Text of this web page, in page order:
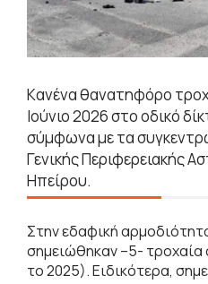
Kανένα θανατηφόρο
Ιούνιο 2026 στο οδικό
σύμφωνα με τα
Γενικής Περιφερειακής
Ηπείρου.
Στην εδαφική
σημειώθηκαν –5- τροχαία
το 2025). Ειδικότερα,